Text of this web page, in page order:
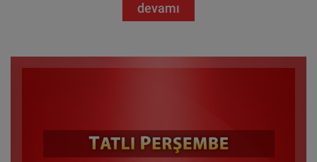
devamı